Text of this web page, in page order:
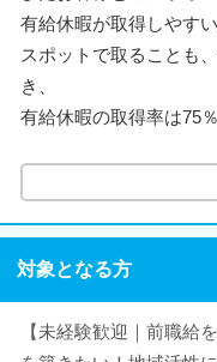
有給休暇が取得しやす
スポットで取ることも
き、
有給休暇の取得率は75
対象となる方
【未経験歓迎｜前職給